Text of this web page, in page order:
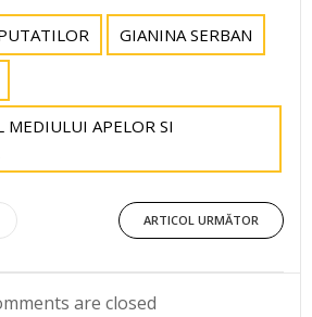
GIANINA SERBAN
MEDIULUI APELOR SI
Post
navigation
ARTICOL URMĂTOR
are closed